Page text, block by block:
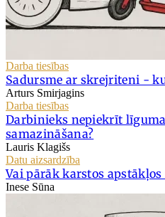
Darba tiesības
Sadursme ar skrejriteni -
Arturs Smirjagins
Darba tiesības
Darbinieks nepiekrīt
samazināšana?
Lauris Klagišs
Datu aizsardzība
Vai pārāk karstos
Inese Sūna